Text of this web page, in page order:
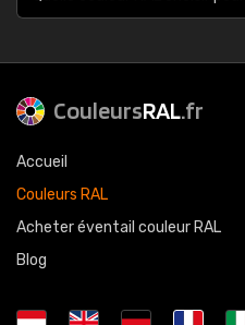
CouleursRAL.fr
Accueil
Couleurs RAL
Acheter éventail couleur RAL
Blog